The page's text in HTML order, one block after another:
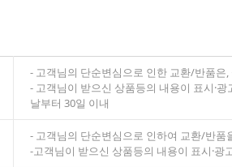
- 고객님의 단순변심으로 인한 교환/반품은
- 고객님이 받으신 상품등의 내용이 표시·
날부터 30일 이내
- 고객님의 단순변심으로 인하여 교환/반
-고객님이 받으신 상품등의 내용이 표시·